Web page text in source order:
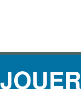
JOUER